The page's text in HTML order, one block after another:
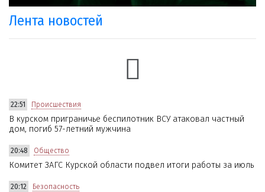
Лента новостей
22:51 Происшествия
В курском приграничье беспилотник ВСУ атаковал частный
дом, погиб 57-летний мужчина
20:48 Общество
Комитет ЗАГС Курской области подвел итоги работы за июль
20:12 Безопасность